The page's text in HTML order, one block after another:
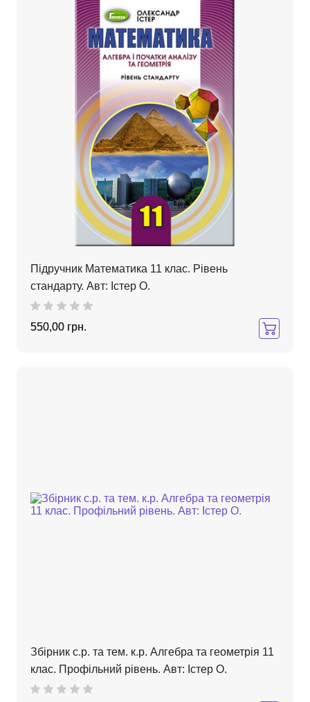
Підручник Математика 11 клас. Рівень
стандарту. Авт: Істер О.
550,00 грн.
Збірник с.р. та тем. к.р. Алгебра та геометрія 11
клас. Профільний рівень. Авт: Істер О.